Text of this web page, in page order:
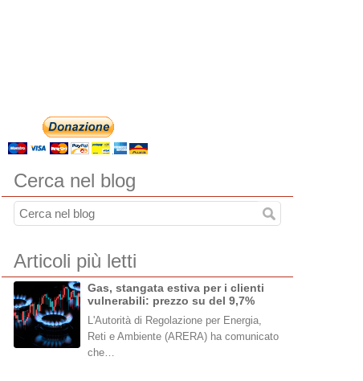
Cerca nel blog
Articoli più letti
Gas, stangata estiva per i clienti
vulnerabili: prezzo su del 9,7%
L'Autorità di Regolazione per Energia,
Reti e Ambiente (ARERA) ha comunicato
che…